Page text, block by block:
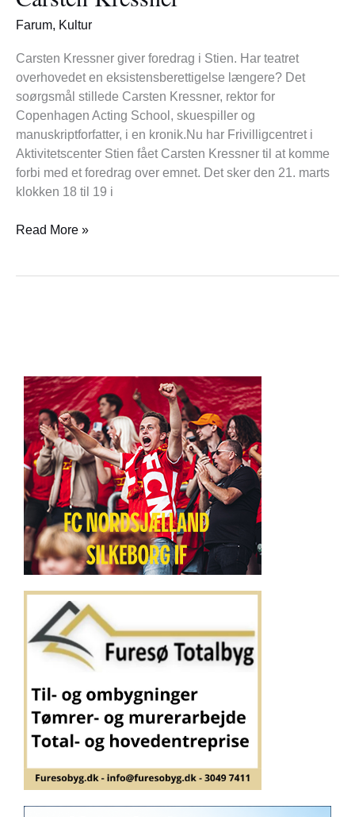
Farum, Kultur
Carsten Kressner giver foredrag i Stien. Har teatret
overhovedet en eksistensberettigelse længere? Det
soørgsmål stillede Carsten Kressner, rektor for
Copenhagen Acting School, skuespiller og
manuskriptforfatter, i en kronik.Nu har Frivilligcentret i
Aktivitetscenter Stien fået Carsten Kressner til at komme
forbi med et foredrag over emnet. Det sker den 21. marts
klokken 18 til 19 i
Carsten
Read More »